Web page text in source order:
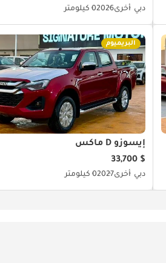
دبي أخرى20260 كيلومتر
البريميوم
إيسوزو D ماكس
$ 33,700
دبي أخرى20270 كيلومتر